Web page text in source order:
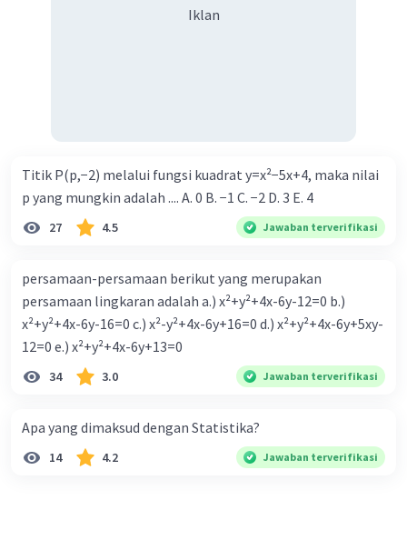
Iklan
Titik P(p,−2) melalui fungsi kuadrat y=x²−5x+4, maka nilai
p yang mungkin adalah .... A. 0 B. −1 C. −2 D. 3 E. 4
27 4.5 Jawaban terverifikasi
persamaan-persamaan berikut yang merupakan
persamaan lingkaran adalah a.) x²+y²+4x-6y-12=0 b.)
x²+y²+4x-6y-16=0 c.) x²-y²+4x-6y+16=0 d.) x²+y²+4x-6y+5xy-
12=0 e.) x²+y²+4x-6y+13=0
34 3.0 Jawaban terverifikasi
Apa yang dimaksud dengan Statistika?
14 4.2 Jawaban terverifikasi